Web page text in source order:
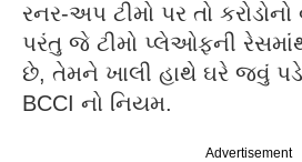
Advertisement
રનર-અપ ટીમો પર તો
પરંતુ જે ટીમો પ્લેઓફની
છે, તેમને ખાલી હાથે ઘરે જવું
BCCI નો નિયમ.